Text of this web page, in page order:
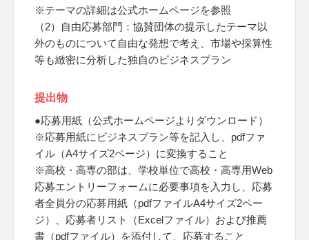
※テーマの詳細は公式ホームページを参照
（2）自由応募部門：協賛団体の提示したテーマ以
外のものについて自由な発想で考え、市場や採算性
等も緻密に分析した独自のビジネスプラン
提出物
●応募用紙（公式ホームページよりダウンロード）
※応募用紙にビジネスプラン等を記入し、pdfファ
イル（A4サイズ2ページ）に変換すること
※高校・高専の部は、学校単位で高校・高専用Web
応募エントリーフォームに必要事項を入力し、応募
者全員分の応募用紙（pdfファイルA4サイズ2ペー
ジ）、応募者リスト（Excelファイル）および推薦
書（pdfファイル）を添付して、応募すること